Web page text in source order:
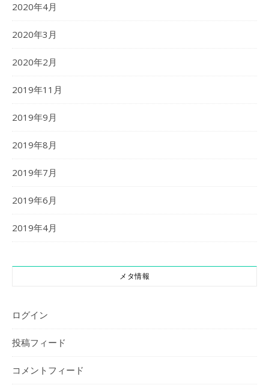
2020年4月
2020年3月
2020年2月
2019年11月
2019年9月
2019年8月
2019年7月
2019年6月
2019年4月
メタ情報
ログイン
投稿フィード
コメントフィード